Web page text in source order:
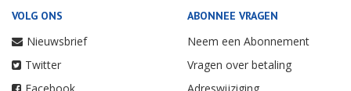
VOLG ONS
Nieuwsbrief
Twitter
ABONNEE VRAGEN
Neem een Abonnement
Vragen over betaling